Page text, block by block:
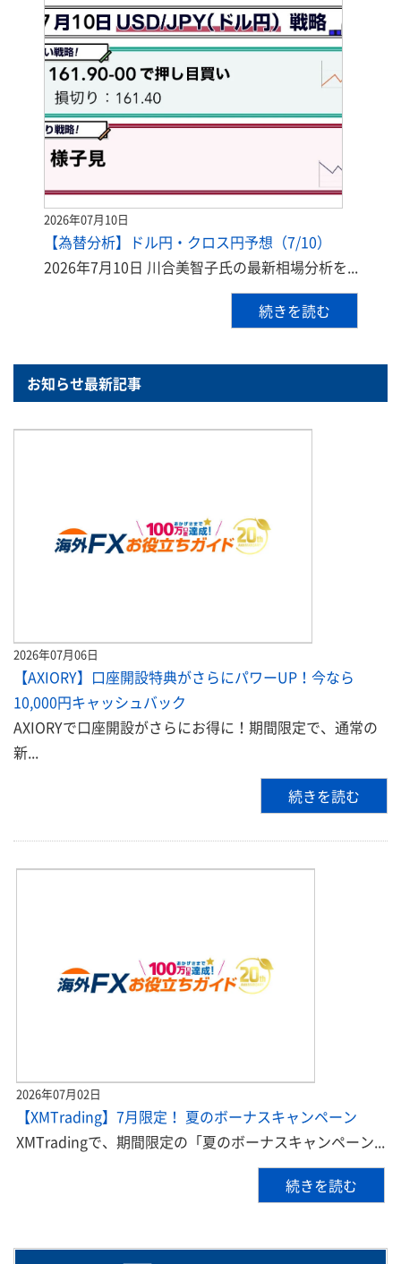
2026年07月10日
【為替分析】ドル円・クロス円予想（7/10）
2026年7月10日 川合美智子氏の最新相場分析を...
続きを読む
お知らせ最新記事
2026年07月06日
【AXIORY】口座開設特典がさらにパワーUP！今なら
10,000円キャッシュバック
AXIORYで口座開設がさらにお得に！期間限定で、通常の
新...
続きを読む
2026年07月02日
【XMTrading】7月限定！ 夏のボーナスキャンペーン
XMTradingで、期間限定の「夏のボーナスキャンペーン...
続きを読む